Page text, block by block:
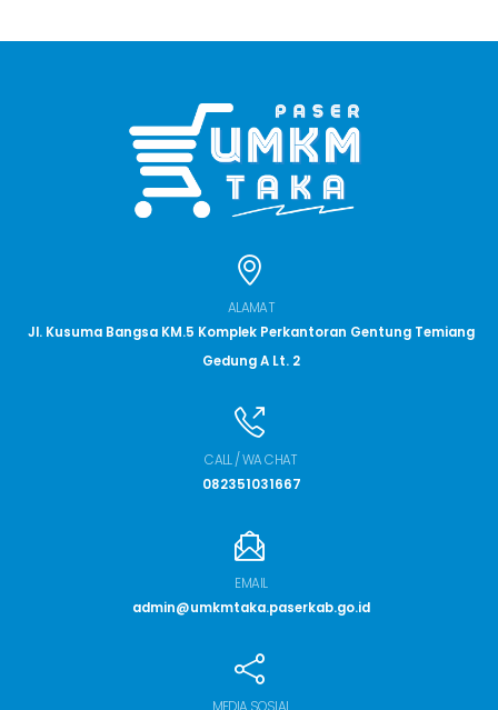
ALAMAT
Jl. Kusuma Bangsa KM.5 Komplek Perkantoran Gentung Temiang
Gedung A Lt. 2
CALL / WA CHAT
082351031667
EMAIL
admin@umkmtaka.paserkab.go.id